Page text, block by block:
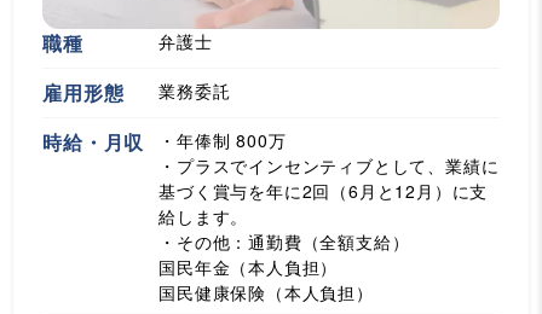
職種 弁護士
雇用形態 業務委託
時給・月収
・年俸制 800万
・プラスでインセンティブとして、業績に
基づく賞与を年に2回（6月と12月）に支
給します。
・その他：通勤費（全額支給）
国民年金（本人負担）
国民健康保険（本人負担）